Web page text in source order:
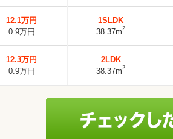
12.1万円
0.9万円
1SLDK
38.37m2
12.3万円
0.9万円
2LDK
38.37m2